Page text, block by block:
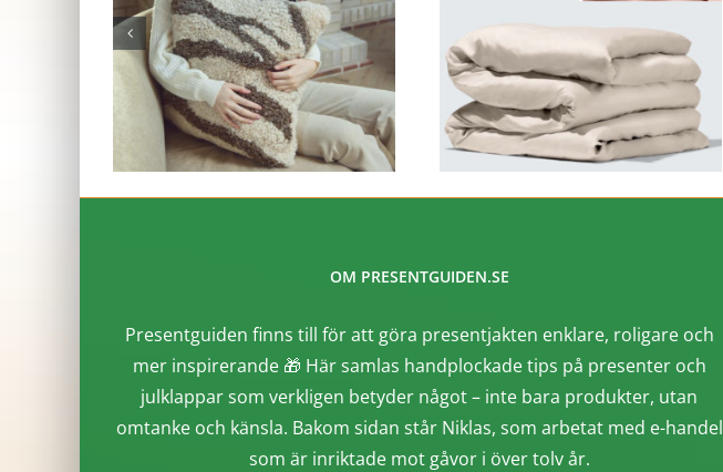
OM PRESENTGUIDEN.SE
Presentguiden finns till för att göra presentjakten enklare, roligare och
mer inspirerande 🎁 Här samlas handplockade tips på presenter och
julklappar som verkligen betyder något – inte bara produkter, utan
omtanke och känsla. Bakom sidan står Niklas, som arbetat med e-handel
som är inriktade mot gåvor i över tolv år.